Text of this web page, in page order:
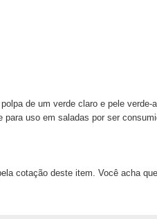
de um verde claro e pele verde-
para uso em saladas por ser
cotação deste item. Você acha